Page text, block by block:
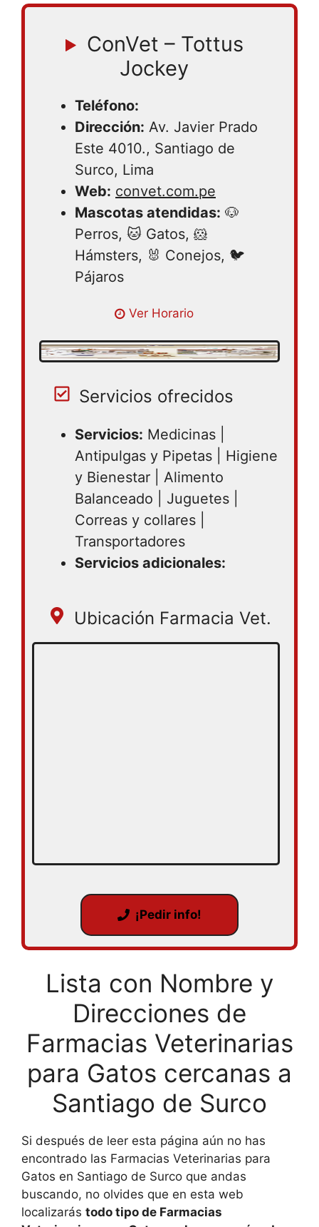
ConVet – Tottus
Jockey
Teléfono:
Dirección: Av. Javier Prado
Este 4010., Santiago de
Surco, Lima
Web: convet.com.pe
Mascotas atendidas: 🐶
Perros, 🐱 Gatos, 🐹
Hámsters, 🐰 Conejos, 🐦
Pájaros
Lunes 08:00 – 19:00 | Martes 08:00 –
08:00 – 19:00 | Viernes 08:00 – 19:00 |
Sábado 08:00 – 19:00 | Domingo 08:00 –
Ver Horario
Servicios ofrecidos
Servicios: Medicinas |
Antipulgas y Pipetas | Higiene
y Bienestar | Alimento
Balanceado | Juguetes |
Correas y collares |
Transportadores
Servicios adicionales:
Ubicación Farmacia Vet.
¡Pedir info!
Lista con Nombre y
Direcciones de
Farmacias Veterinarias
para Gatos cercanas a
Santiago de Surco
Si después de leer esta página aún no has
encontrado las Farmacias Veterinarias para
Gatos en Santiago de Surco que andas
buscando, no olvides que en esta web
localizarás todo tipo de Farmacias